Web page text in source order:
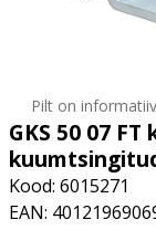
Pilt on
GKS 50 07
Kood: 6015271
EAN: